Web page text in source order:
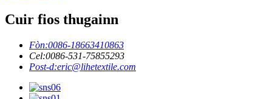
Cuir fios thugainn
Fòn:0086-18663410863
Cel:0086-531-75855293
Post-d:eric@lihetextile.com